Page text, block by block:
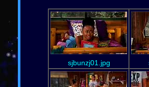
sjbunzj01.jpg